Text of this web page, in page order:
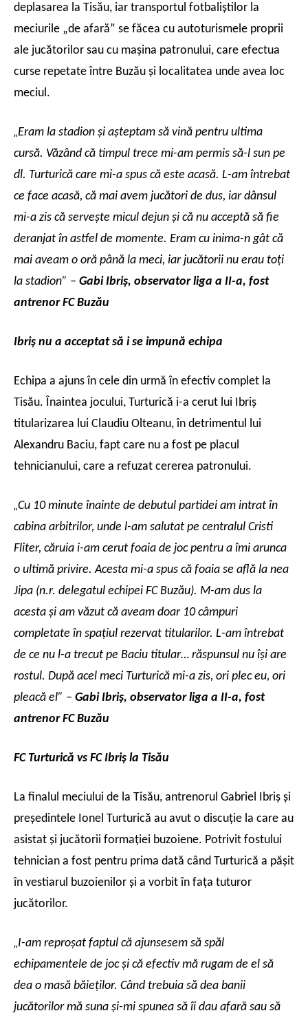
deplasarea la Tisău, iar transportul fotbaliştilor la
meciurile „de afară” se făcea cu autoturismele proprii
ale jucătorilor sau cu maşina patronului, care efectua
curse repetate între Buzău şi localitatea unde avea loc
meciul.
„Eram la stadion şi aşteptam să vină pentru ultima
cursă. Văzând că timpul trece mi-am permis să-l sun pe
dl. Turturică care mi-a spus că este acasă. L-am întrebat
ce face acasă, că mai avem jucători de dus, iar dânsul
mi-a zis că serveşte micul dejun şi că nu acceptă să fie
deranjat în astfel de momente. Eram cu inima-n gât că
mai aveam o oră până la meci, iar jucătorii nu erau toţi
la stadion” – Gabi Ibriş, observator liga a II-a, fost
antrenor FC Buzău
Ibriş nu a acceptat să i se impună echipa
Echipa a ajuns în cele din urmă în efectiv complet la
Tisău. Înaintea jocului, Turturică i-a cerut lui Ibriş
titularizarea lui Claudiu Olteanu, în detrimentul lui
Alexandru Baciu, fapt care nu a fost pe placul
tehnicianului, care a refuzat cererea patronului.
„Cu 10 minute înainte de debutul partidei am intrat în
cabina arbitrilor, unde l-am salutat pe centralul Cristi
Fliter, căruia i-am cerut foaia de joc pentru a îmi arunca
o ultimă privire. Acesta mi-a spus că foaia se află la nea
Jipa (n.r. delegatul echipei FC Buzău). M-am dus la
acesta şi am văzut că aveam doar 10 câmpuri
completate în spaţiul rezervat titularilor. L-am întrebat
de ce nu l-a trecut pe Baciu titular… răspunsul nu îşi are
rostul. După acel meci Turturică mi-a zis, ori plec eu, ori
pleacă el” – Gabi Ibriş, observator liga a II-a, fost
antrenor FC Buzău
FC Turturică vs FC Ibriş la Tisău
La finalul meciului de la Tisău, antrenorul Gabriel Ibriş şi
preşedintele Ionel Turturică au avut o discuţie la care au
asistat şi jucătorii formaţiei buzoiene. Potrivit fostului
tehnician a fost pentru prima dată când Turturică a păşit
în vestiarul buzoienilor şi a vorbit în faţa tuturor
jucătorilor.
„I-am reproşat faptul că ajunsesem să spăl
echipamentele de joc şi că efectiv mă rugam de el să
dea o masă băieţilor. Când trebuia să dea banii
jucătorilor mă suna şi-mi spunea să îi dau afară sau să